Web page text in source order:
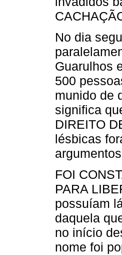
No dia
Guarulhos
500
munido de
significa
DIREITO
lésbicas
FOI
PARA
possuíam
daquela
no início
nome foi